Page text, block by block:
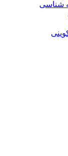
شناسی